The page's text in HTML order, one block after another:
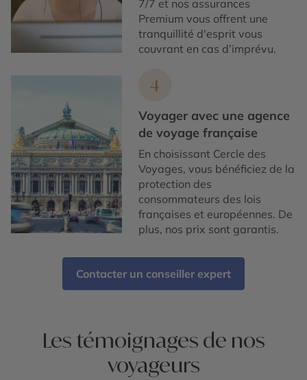
7/7 et nos assurances
Premium vous offrent une
tranquillité d'esprit vous
couvrant en cas d’imprévu.
4
Voyager avec une agence
de voyage française
En choisissant Cercle des
Voyages, vous bénéficiez de la
protection des
consommateurs des lois
françaises et européennes. De
plus, nos prix sont garantis.
Contacter un conseiller expert
Les témoignages de nos
voyageurs